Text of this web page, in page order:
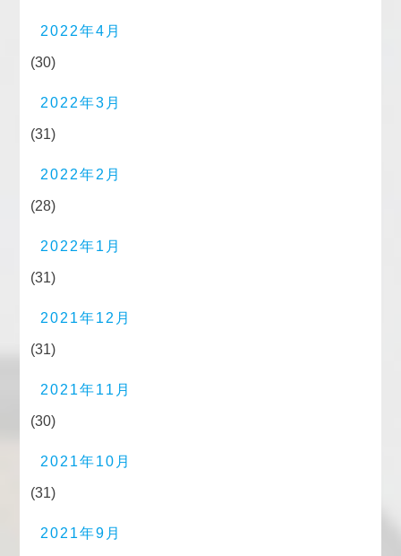
2022年4月
(30)
2022年3月
(31)
2022年2月
(28)
2022年1月
(31)
2021年12月
(31)
2021年11月
(30)
2021年10月
(31)
2021年9月